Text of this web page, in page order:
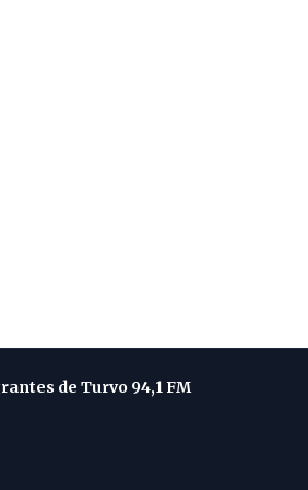
de Turvo 94,1 FM